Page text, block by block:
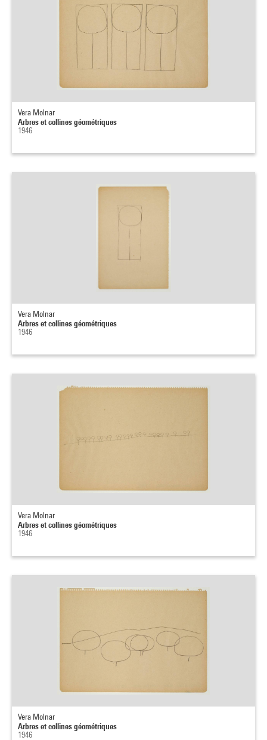
Vera Molnar
Arbres et collines géométriques
1946
Vera Molnar
Arbres et collines géométriques
1946
Vera Molnar
Arbres et collines géométriques
1946
Vera Molnar
Arbres et collines géométriques
1946